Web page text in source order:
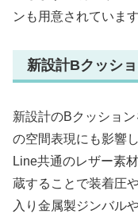
ンも用意されています
新設計Bクッシ
新設計のBクッショ
の空間表現にも影響
Line共通のレザー素
蔵することで装着圧
入り金属製ジンバル